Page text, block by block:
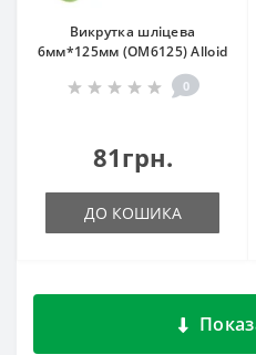
Викрутка шліцева
6мм*125мм (OM6125) Alloid
0
81грн.
ДО КОШИКА